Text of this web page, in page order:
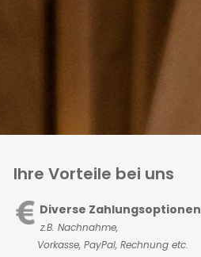
Ihre Vorteile bei uns
Diverse Zahlungsoptionen
z.B. Nachnahme,
Vorkasse, PayPal, Rechnung etc.